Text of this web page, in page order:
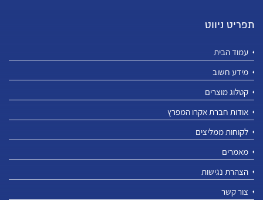
תפריט ניווט
עמוד הבית
מידע חשוב
קטלוג מוצרים
אודות חברת אקרו המפרץ
לקוחות ממליצים
מאמרים
הצהרת נגישות
צור קשר